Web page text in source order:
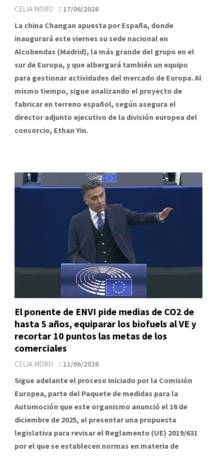
CELIA MORO 17/06/2026
La china Changan apuesta por España, donde
inaugurará este viernes su sede nacional en
Alcobendas (Madrid), la más grande del grupo en el
sur de Europa, y que albergará también un equipo
para gestionar actividades del mercado de Europa. Al
mismo tiempo, sigue analizando el proyecto de
fabricar en terreno español, según asegura el
director adjunto ejecutivo de la división europea del
consorcio, Ethan Yin.
El ponente de ENVI pide medias de CO2 de
hasta 5 años, equiparar los biofuels al VE y
recortar 10 puntos las metas de los
comerciales
CELIA MORO 11/06/2026
Sigue adelante el proceso iniciado por la Comisión
Europea, parte del Paquete de medidas para la
Automoción que este organismo anunció el 16 de
diciembre de 2025, al presentar una propuesta
legislativa para revisar el Reglamento (UE) 2019/631
por el que se establecen normas en materia de